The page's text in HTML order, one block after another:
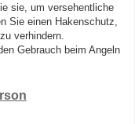
sie, um versehentliche
Sie einen Hakenschutz,
verhindern.
Gebrauch beim Angeln